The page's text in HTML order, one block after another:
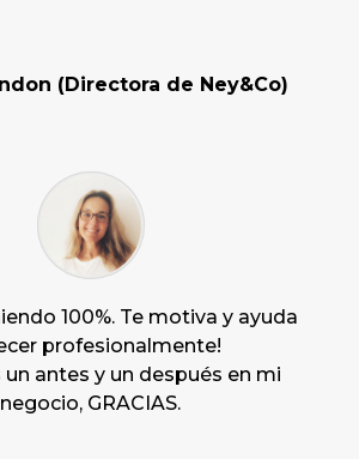
(Directora de Ney&Co)
100%.Te motiva y ayuda
profesionalmente!
un antes y un después en mi
negocio, GRACIAS.